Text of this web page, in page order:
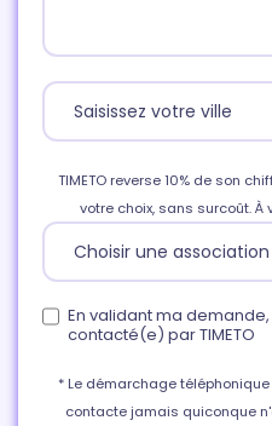
TIMETO reverse 10% de son
votre choix, sans surcoût.
En validant ma
contacté(e) par TIMETO
* Le démarchage téléphonique
contacte jamais quiconque